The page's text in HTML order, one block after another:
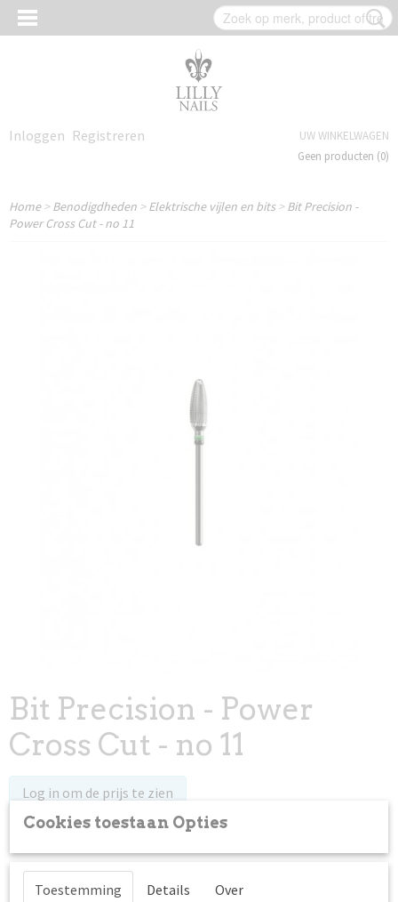
Inloggen Registreren
UW WINKELWAGEN
Geen producten (0)
Home>Benodigdheden >Elektrische vijlen en bits>Bit Precision -
Power Cross Cut - no 11
Bit Precision - Power
Cross Cut - no 11
Log in om de prijs te zien
Op voorraad
Omschrijving
Cookies toestaan Opties
Toestemming Details Over